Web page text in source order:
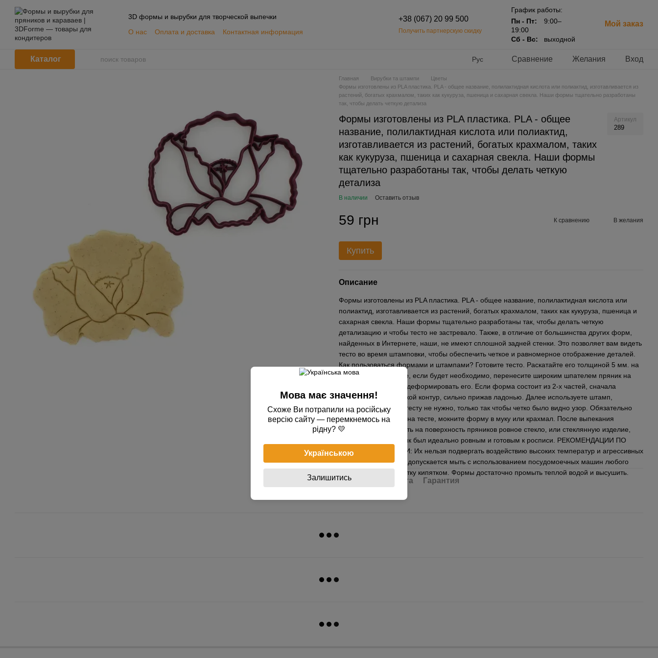
Перейти к основному контенту
3D формы и вырубки для творческой выпечки
О нас
Оплата и доставка
Контактная информация
+38 (067) 20 99 500
Получить партнерскую скидку
График работы:
Пн - Пт:
9:00–
19:00
Сб - Вс:
выходной
Мой заказ
Каталог Рус Сравнение Желания Вход
Главная Вирубки та штампи
Цветы
Формы изготовлены из PLA пластика. PLA - общее название, полилактидная кислота или полиактид, изготавливается из
растений, богатых крахмалом, таких как кукуруза, пшеница и сахарная свекла. Наши формы тщательно разработаны
так, чтобы делать четкую детализа
Формы изготовлены из PLA пластика. PLA - общее
название, полилактидная кислота или полиактид,
изготавливается из растений, богатых крахмалом, таких
как кукуруза, пшеница и сахарная свекла. Наши формы
тщательно разработаны так, чтобы делать четкую
детализа
Артикул
289
В наличии Оставить отзыв
59 грн К сравнению В желания
Купить
Описание
Формы изготовлены из PLA пластика. PLA - общее название, полилактидная кислота или
полиактид, изготавливается из растений, богатых крахмалом, таких как кукуруза, пшеница и
сахарная свекла. Наши формы тщательно разработаны так, чтобы делать четкую
детализацию и чтобы тесто не застревало. Также, в отличие от большинства других форм,
найденных в Интернете, наши, не имеют сплошной задней стенки. Это позволяет вам видеть
тесто во время штамповки, чтобы обеспечить четкое и равномерное отображение деталей.
Как пользоваться формами и штампами? Готовите тесто. Раскатайте его толщиной 5 мм. на
пергаментной бумаге, если будет необходимо, перенесите широким шпателем пряник на
противень, чтобы не деформировать его. Если форма состоит из 2-х частей, сначала
выдавливаете вырубкой контур, сильно прижав ладонью. Далее используете штамп,
прижимать сильно к тесту не нужно, только так чтобы четко было видно узор. Обязательно
перед применением на тесте, мокните форму в муку или крахмал. После выпекания
желательно приложить на поверхность пряников ровное стекло, или стеклянную изделие,
для того чтобы пряник был идеально ровным и готовым к росписи. РЕКОМЕНДАЦИИ ПО
УХОДУ ЗА ФОРМАМИ: Их нельзя подвергать воздействию высоких температур и агрессивных
моющих средств. Не допускается мыть с использованием посудомоечных машин любого
типа, а также обработку кипятком. Формы достаточно промыть теплой водой и высушить.
Доставка Оплата Гарантия
Мова має значення!
Схоже Ви потрапили на російську
версію сайту — перемкнемось на
рідну? 💛
Українською
Залишитись